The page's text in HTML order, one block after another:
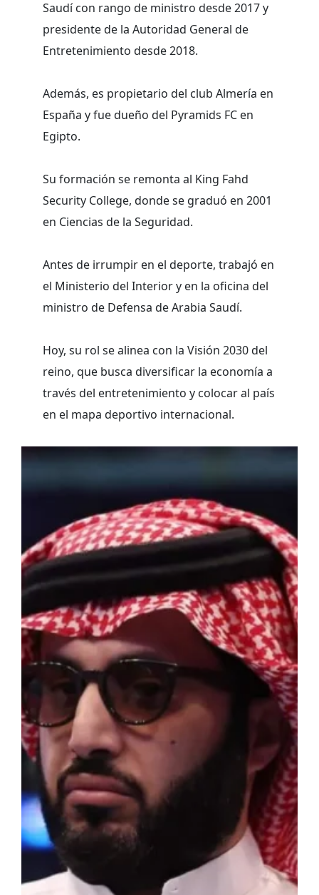
Saudí con rango de ministro desde 2017 y
presidente de la Autoridad General de
Entretenimiento desde 2018.
Además, es propietario del club Almería en
España y fue dueño del Pyramids FC en
Egipto.
Su formación se remonta al King Fahd
Security College, donde se graduó en 2001
en Ciencias de la Seguridad.
Antes de irrumpir en el deporte, trabajó en
el Ministerio del Interior y en la oficina del
ministro de Defensa de Arabia Saudí.
Hoy, su rol se alinea con la Visión 2030 del
reino, que busca diversificar la economía a
través del entretenimiento y colocar al país
en el mapa deportivo internacional.